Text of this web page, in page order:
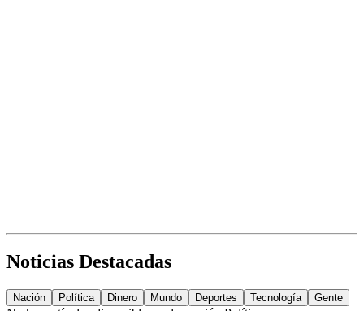
Noticias Destacadas
Nación Política Dinero Mundo Deportes Tecnología Gente